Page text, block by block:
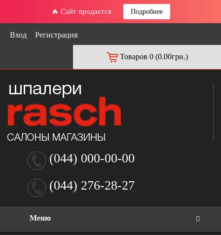
🔥 Сайт продается Подробнее
Вход Регистрация
Товаров 0 (0.00грн.)
(044) 000-00-00
(044) 276-28-27
Меню